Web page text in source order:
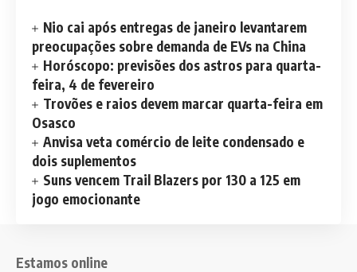
Nio cai após entregas de janeiro levantarem
preocupações sobre demanda de EVs na China
Horóscopo: previsões dos astros para quarta-
feira, 4 de fevereiro
Trovões e raios devem marcar quarta-feira em
Osasco
Anvisa veta comércio de leite condensado e
dois suplementos
Suns vencem Trail Blazers por 130 a 125 em
jogo emocionante
Estamos online